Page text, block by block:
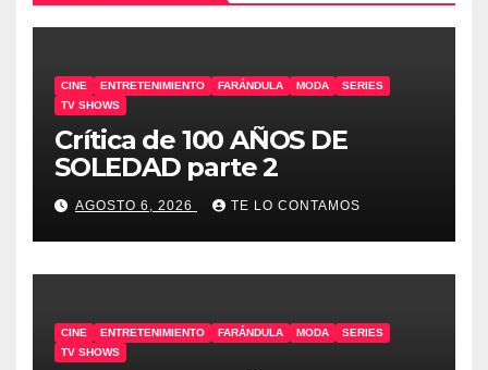
CINE ENTRETENIMIENTO FARÁNDULA MODA
SERIES
TV SHOWS
Crítica de 100 AÑOS DE
SOLEDAD parte 2
AGOSTO 6, 2026 TE LO CONTAMOS
CINE ENTRETENIMIENTO FARÁNDULA MODA
SERIES
TV SHOWS